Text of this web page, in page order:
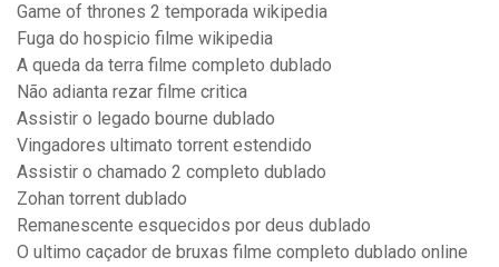
Game of thrones 2 temporada wikipedia
Fuga do hospicio filme wikipedia
A queda da terra filme completo dublado
Não adianta rezar filme critica
Assistir o legado bourne dublado
Vingadores ultimato torrent estendido
Assistir o chamado 2 completo dublado
Zohan torrent dublado
Remanescente esquecidos por deus dublado
O ultimo caçador de bruxas filme completo dublado online